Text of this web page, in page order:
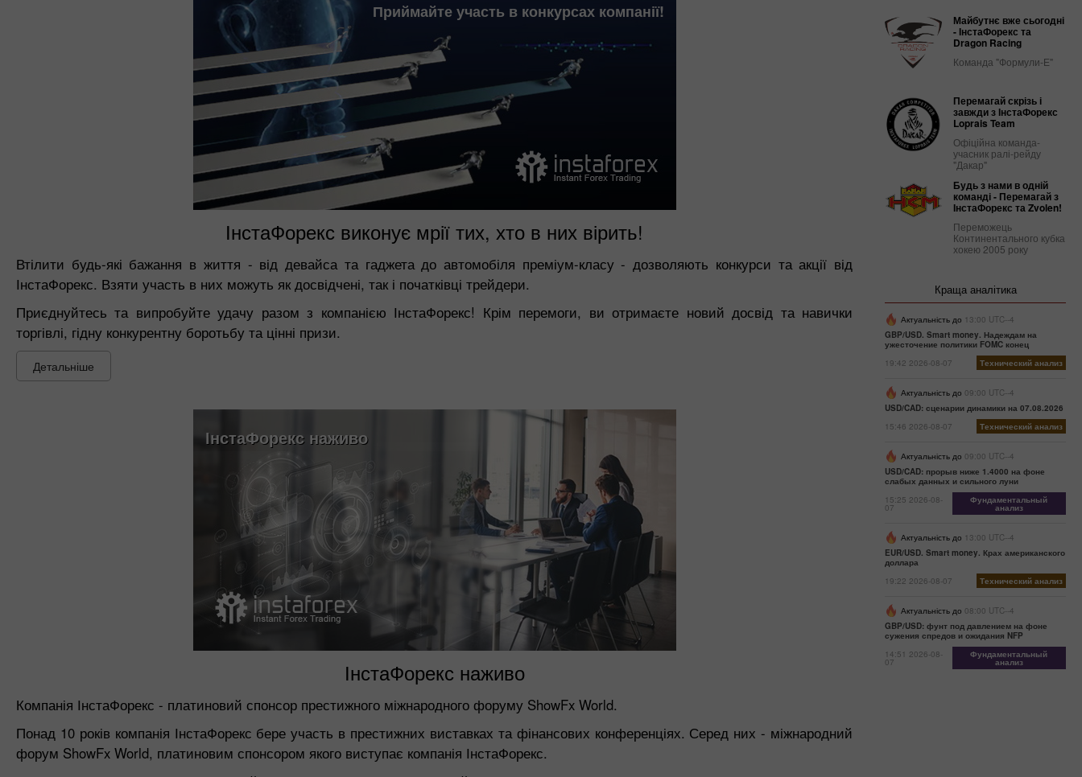
Приймайте участь в конкурсах компанії!
ІнстаФорекс виконує мрії тих, хто в них вірить!
Втілити будь-які бажання в життя - від девайса та гаджета до автомобіля преміум-класу - дозволяють конкурси та акції від
ІнстаФорекс. Взяти участь в них можуть як досвідчені, так і початківці трейдери.
Приєднуйтесь та випробуйте удачу разом з компанією ІнстаФорекс! Крім перемоги, ви отримаєте новий досвід та навички
торгівлі, гідну конкурентну боротьбу та цінні призи.
Детальніше
ІнстаФорекс наживо
ІнстаФорекс наживо
Компанія ІнстаФорекс - платиновий спонсор престижного міжнародного форуму ShowFx World.
Понад 10 років компанія ІнстаФорекс бере участь в престижних виставках та фінансових конференціях. Серед них - міжнародний
форум ShowFx World, платиновим спонсором якого виступає компанія ІнстаФорекс.
Майбутнє вже сьогодні
- ІнстаФорекс та
Dragon Racing
Команда "Формули-Е"
Перемагай скрізь і
завжди з ІнстаФорекс
Loprais Team
Офіційна команда-
учасник ралі-рейду
"Дакар"
Будь з нами в одній
команді - Перемагай з
ІнстаФорекс та Zvolen!
Переможець
Континентального кубка
хокею 2005 року
Краща аналітика
Актуальність до 13:00 UTC--4
GBP/USD. Smart money. Надеждам на
ужесточение политики FOMC конец
19:42 2026-08-07
Технический анализ
Актуальність до 09:00 UTC--4
USD/CAD: сценарии динамики на 07.08.2026
15:46 2026-08-07
Технический анализ
Актуальність до 09:00 UTC--4
USD/CAD: прорыв ниже 1.4000 на фоне
слабых данных и сильного луни
15:25 2026-08-
07
Фундаментальный
анализ
Актуальність до 13:00 UTC--4
EUR/USD. Smart money. Крах американского
доллара
19:22 2026-08-07
Технический анализ
Актуальність до 08:00 UTC--4
GBP/USD: фунт под давлением на фоне
сужения спредов и ожидания NFP
14:51 2026-08-
07
Фундаментальный
анализ